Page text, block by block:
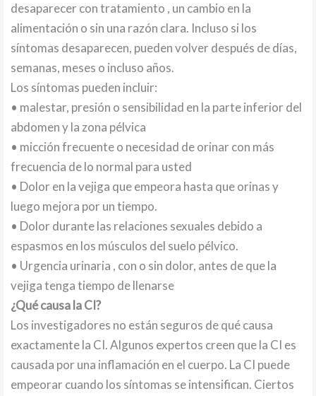
desaparecer con tratamiento , un cambio en la
alimentación o sin una razón clara. Incluso si los
síntomas desaparecen, pueden volver después de días,
semanas, meses o incluso años.
Los síntomas pueden incluir:
• malestar, presión o sensibilidad en la parte inferior del
abdomen y la zona pélvica
• micción frecuente o necesidad de orinar con más
frecuencia de lo normal para usted
• Dolor en la vejiga que empeora hasta que orinas y
luego mejora por un tiempo.
• Dolor durante las relaciones sexuales debido a
espasmos en los músculos del suelo pélvico.
• Urgencia urinaria , con o sin dolor, antes de que la
vejiga tenga tiempo de llenarse
¿Qué causa la CI?
Los investigadores no están seguros de qué causa
exactamente la CI. Algunos expertos creen que la CI es
causada por una inflamación en el cuerpo. La CI puede
empeorar cuando los síntomas se intensifican. Ciertos